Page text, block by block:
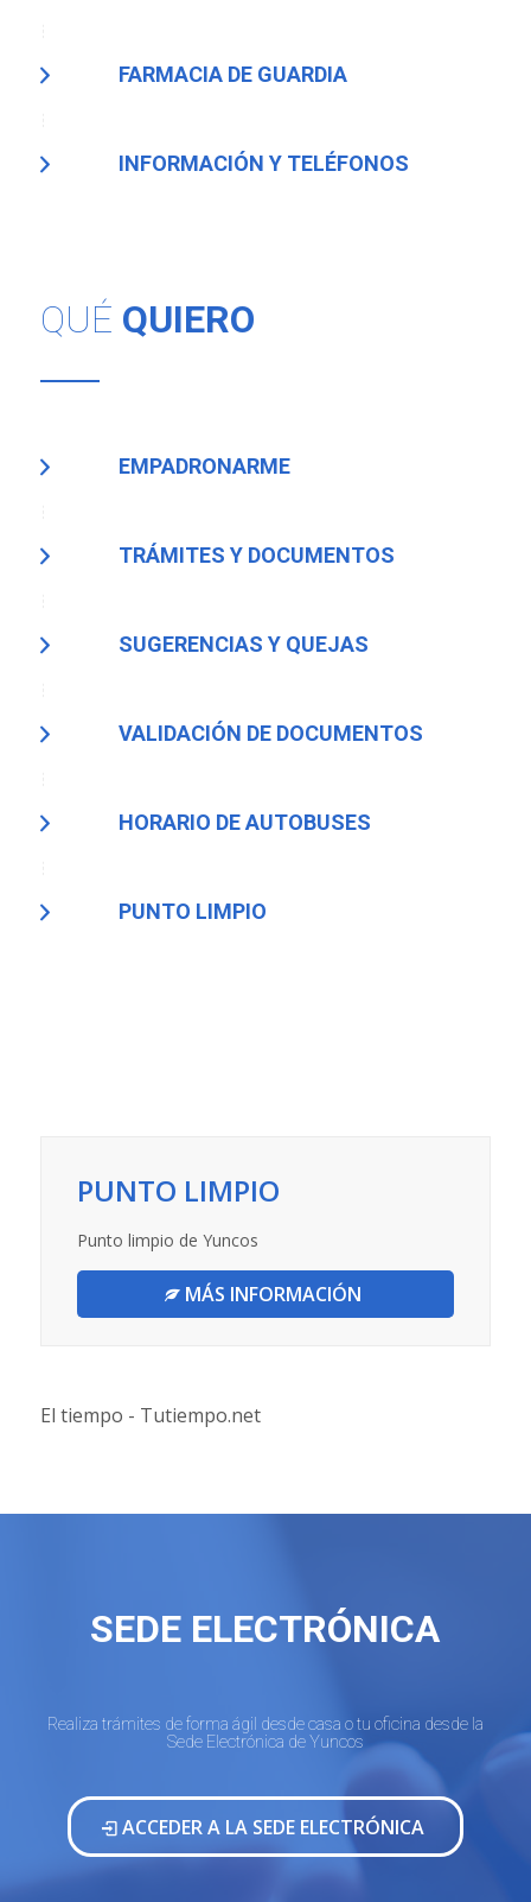
FARMACIA DE GUARDIA
INFORMACIÓN Y TELÉFONOS
QUÉ QUIERO
EMPADRONARME
TRÁMITES Y DOCUMENTOS
SUGERENCIAS Y QUEJAS
VALIDACIÓN DE DOCUMENTOS
HORARIO DE AUTOBUSES
PUNTO LIMPIO
PUNTO LIMPIO
Punto limpio de Yuncos
MÁS INFORMACIÓN
El tiempo - Tutiempo.net
SEDE ELECTRÓNICA
Realiza trámites de forma ágil desde casa o tu oficina desde la
Sede Electrónica de Yuncos
ACCEDER A LA SEDE ELECTRÓNICA